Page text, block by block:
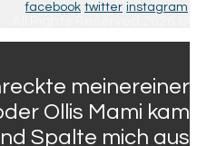
facebook twitter instagram
meinereiner
Ollis Mami kam
Spalte mich aus